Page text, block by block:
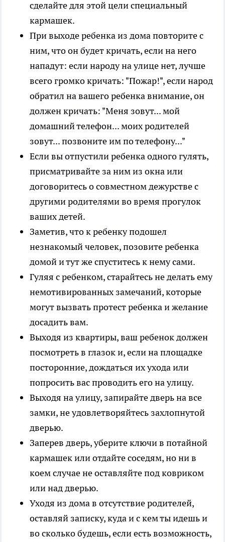
сделайте для этой цели специальный
кармашек.
При выходе ребенка из дома повторите с
ним, что он будет кричать, если на него
нападут: если народу на улице нет, лучше
всего громко кричать: "Пожар!", если народ
обратил на вашего ребенка внимание, он
должен кричать: "Меня зовут... мой
домашний телефон... моих родителей
зовут... позвоните им по телефону..."
Если вы отпустили ребенка одного гулять,
присматривайте за ним из окна или
договоритесь о совместном дежурстве с
другими родителями во время прогулок
ваших детей.
Заметив, что к ребенку подошел
незнакомый человек, позовите ребенка
домой и тут же спуститесь к нему сами.
Гуляя с ребенком, старайтесь не делать ему
немотивированных замечаний, которые
могут вызвать протест ребенка и желание
досадить вам.
Выходя из квартиры, ваш ребенок должен
посмотреть в глазок и, если на площадке
посторонние, дождаться их ухода или
попросить вас проводить его на улицу.
Выходя на улицу, запирайте дверь на все
замки, не удовлетворяйтесь захлопнутой
дверью.
Заперев дверь, уберите ключи в потайной
кармашек или отдайте соседям, но ни в
коем случае не оставляйте под ковриком
или над дверью.
Уходя из дома в отсутствие родителей,
оставляй записку, куда и с кем ты идешь и
во сколько будешь, если есть возможность,